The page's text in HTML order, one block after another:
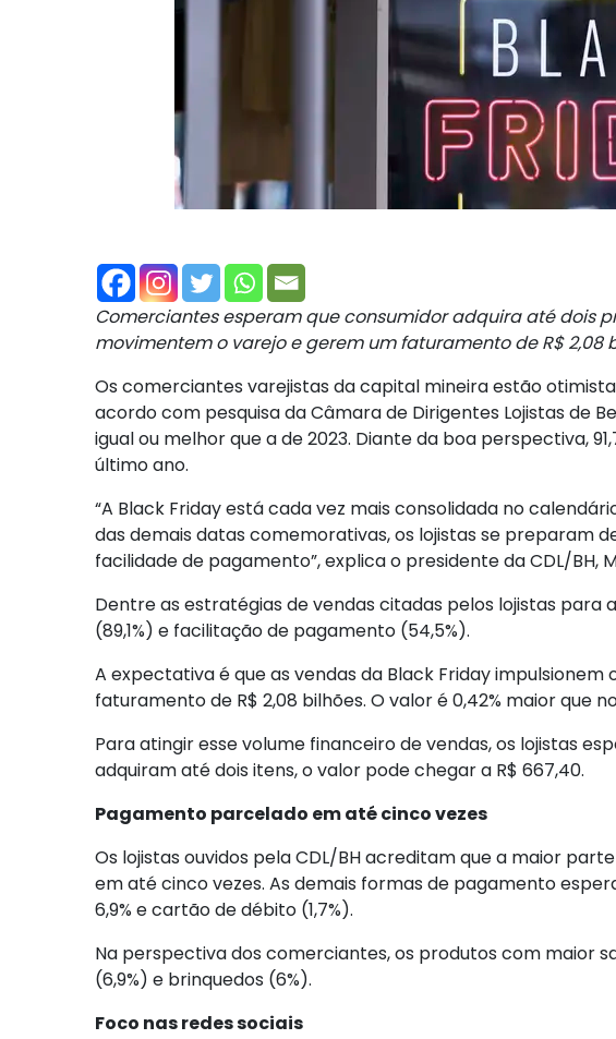
Comerciantes esperam que consumidor adquira até dois
movimentem o varejo e gerem um faturamento de R$ 2,08
Os comerciantes varejistas da capital mineira estão
acordo com pesquisa da Câmara de Dirigentes Lojistas de
igual ou melhor que a de 2023. Diante da boa perspectiva,
último ano.
“A Black Friday está cada vez mais consolidada no
das demais datas comemorativas, os lojistas se preparam
facilidade de pagamento”, explica o presidente da CDL/BH,
Dentre as estratégias de vendas citadas pelos lojistas
(89,1%) e facilitação de pagamento (54,5%).
A expectativa é que as vendas da Black Friday
faturamento de R$ 2,08 bilhões. O valor é 0,42% maior que
Para atingir esse volume financeiro de vendas, os lojistas
adquiram até dois itens, o valor pode chegar a R$ 667,40.
Pagamento parcelado em até cinco vezes
Os lojistas ouvidos pela CDL/BH acreditam que a maior
em até cinco vezes. As demais formas de pagamento
6,9% e cartão de débito (1,7%).
Na perspectiva dos comerciantes, os produtos com maior
(6,9%) e brinquedos (6%).
Foco nas redes sociais